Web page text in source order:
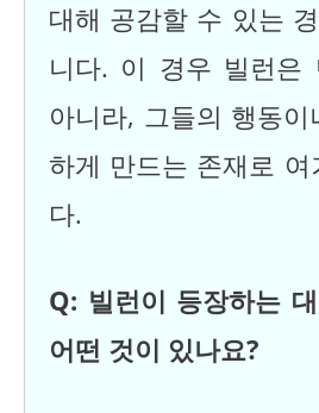
대해 공감할 수 있는
니다. 이 경우 빌런은
아니라, 그들의 행동
하게 만드는 존재로 여
다.
Q: 빌런이 등장하는
어떤 것이 있나요?